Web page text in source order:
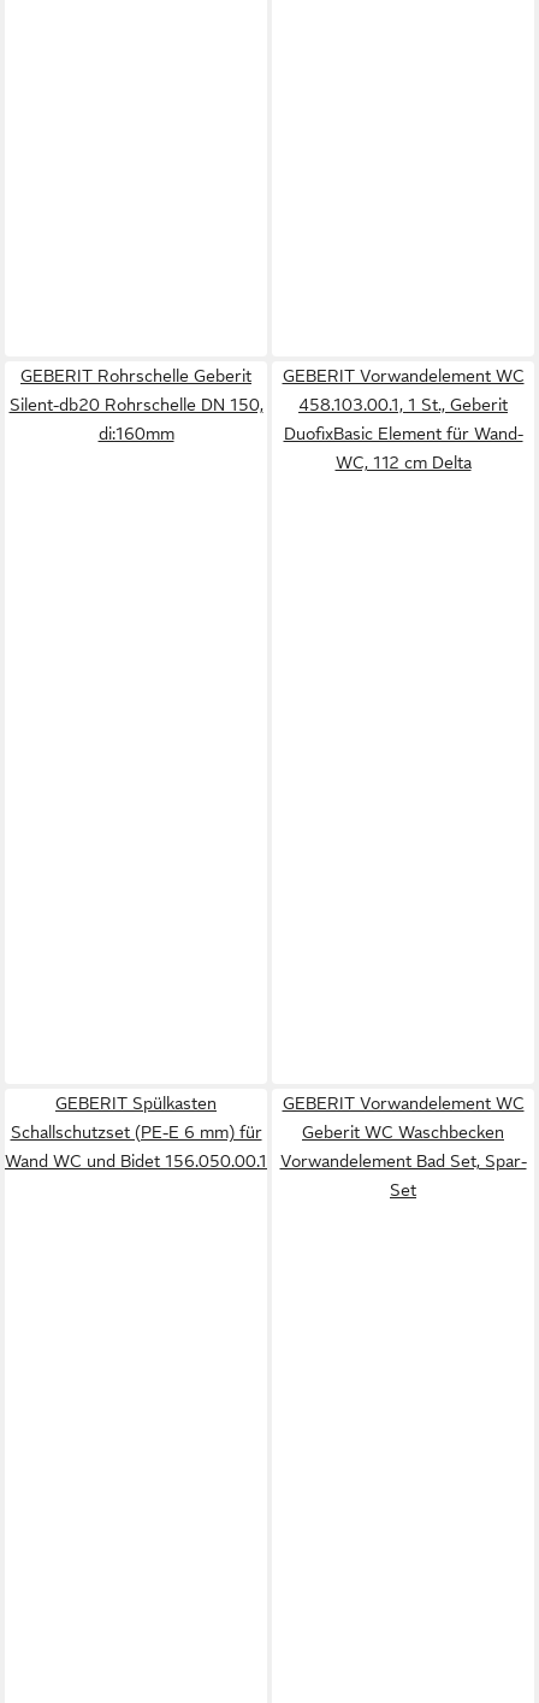
GEBERIT Rohrschelle Geberit
Silent-db20 Rohrschelle DN 150,
di:160mm
GEBERIT Vorwandelement WC
458.103.00.1, 1 St., Geberit
DuofixBasic Element für Wand-
WC, 112 cm Delta
GEBERIT Spülkasten
Schallschutzset (PE-E 6 mm) für
Wand WC und Bidet 156.050.00.1
GEBERIT Vorwandelement WC
Geberit WC Waschbecken
Vorwandelement Bad Set, Spar-
Set